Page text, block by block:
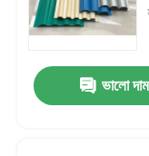
ভালো দাম